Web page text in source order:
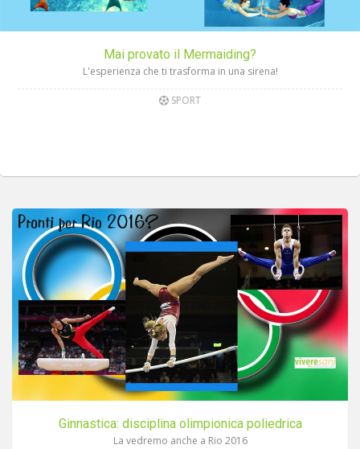
Mai provato il Mermaiding?
L'esperienza che ti trasforma in una sirena!
SPORT
Ginnastica: disciplina olimpionica poliedrica
La vedremo anche a Rio 2016